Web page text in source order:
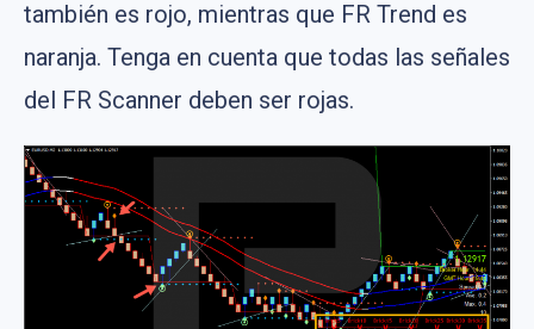
también es rojo, mientras que FR Trend es
naranja. Tenga en cuenta que todas las señales
del FR Scanner deben ser rojas.